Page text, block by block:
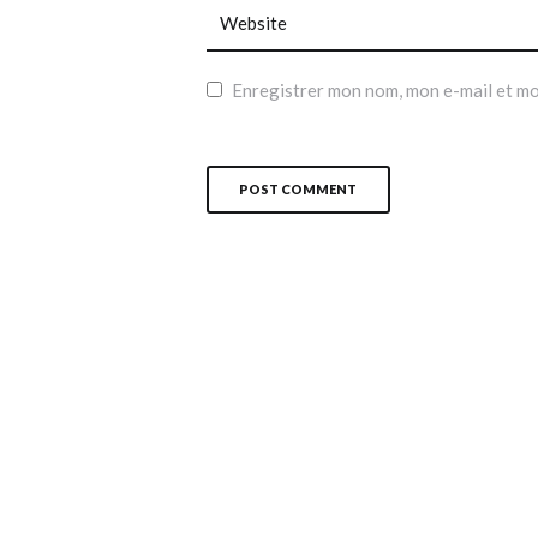
Enregistrer mon nom, mon e-mail et